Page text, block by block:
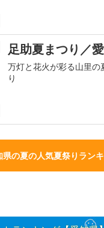
足助夏まつり／
万灯と花火が彩る山里の
り
県の夏の人気夏祭りラン